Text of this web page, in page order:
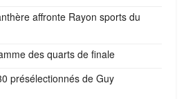
affronte Rayon sports du
des quarts de finale
présélectionnés de Guy